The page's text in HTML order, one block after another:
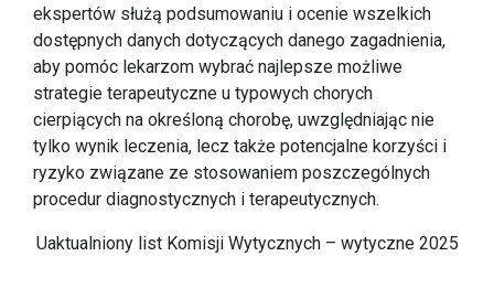
ekspertów służą podsumowaniu i ocenie wszelkich
dostępnych danych dotyczących danego zagadnienia,
aby pomóc lekarzom wybrać najlepsze możliwe
strategie terapeutyczne u typowych chorych
cierpiących na określoną chorobę, uwzględniając nie
tylko wynik leczenia, lecz także potencjalne korzyści i
ryzyko związane ze stosowaniem poszczególnych
procedur diagnostycznych i terapeutycznych.
Uaktualniony list Komisji Wytycznych – wytyczne 2025